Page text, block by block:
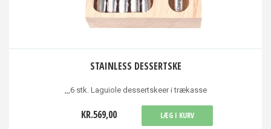
STAINLESS DESSERTSKE
,,,6 stk. Laguiole dessertskeer i trækasse
KR.569,00 LÆG I KURV